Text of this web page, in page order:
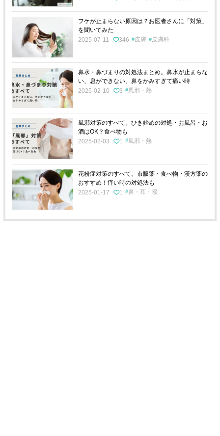
フケが止まらない原因は？お医者さんに「対策」
を聞いてみた
2025-07-11
346 皮膚 皮膚科
鼻水・鼻づまりの対処法まとめ。鼻水が止まらな
い、息ができない、鼻をかみすぎて痛い時
2025-02-10
3 風邪・熱
風邪対策のすべて。ひき始めの対処・お風呂・お
酒はOK？食べ物も
2025-02-03
1 風邪・熱
花粉症対策のすべて。市販薬・食べ物・漢方薬の
おすすめ！痒い時の対処法も
2025-01-17
1 鼻・耳・喉